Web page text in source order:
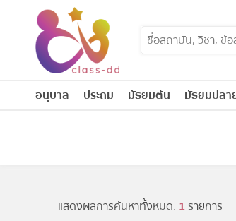
content
อนุบาล ประถม มัธยมต้น มัธยมปลา
แสดงผลการค้นหาทั้งหมด: 1รายการ